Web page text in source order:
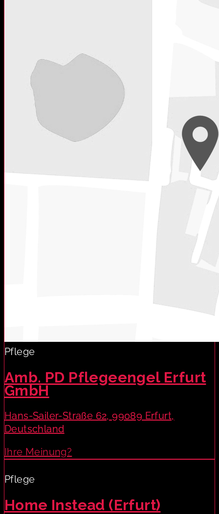
Pflege
Amb. PD Pflegeengel Erfurt
GmbH
Hans-Sailer-Straße 62, 99089 Erfurt,
Deutschland
Ihre Meinung?
Pflege
Home Instead (Erfurt)